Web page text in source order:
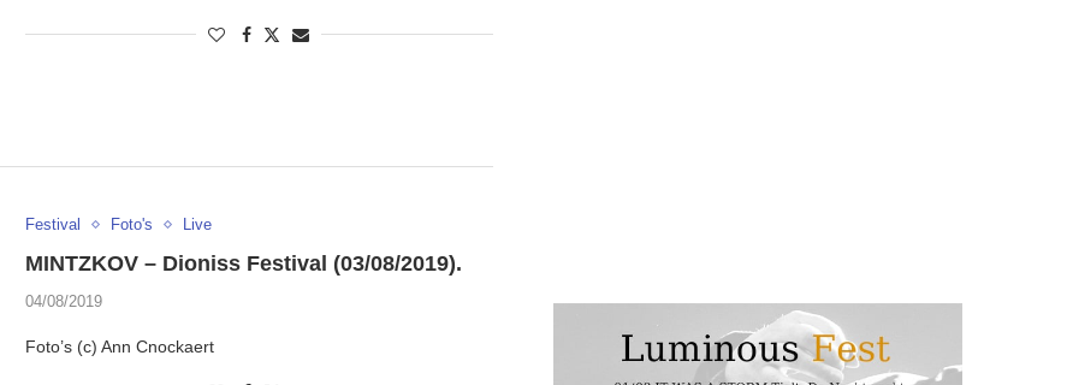
Festival Foto's Live
MINTZKOV – Dioniss Festival (03/08/2019).
04/08/2019
Foto’s (c) Ann Cnockaert